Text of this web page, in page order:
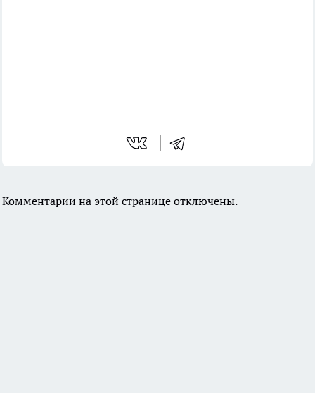
Комментарии на этой странице отключены.